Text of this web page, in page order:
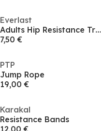
Everlast
Adults Hip Resistance Trainers
7,50 €
PTP
Jump Rope
19,00 €
Karakal
Resistance Bands
12,00 €